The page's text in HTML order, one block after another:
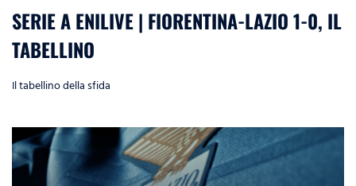
SERIE A ENILIVE | FIORENTINA-LAZIO 1-0, IL
TABELLINO
Il tabellino della sfida